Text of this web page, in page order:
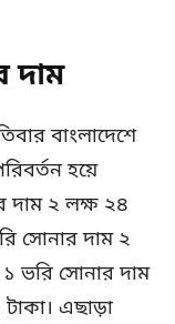
বাংলাদেশে
হয়ে
দাম ২ লক্ষ ২৪
সোনার দাম ২
ভরি সোনার দাম
এছাড়া